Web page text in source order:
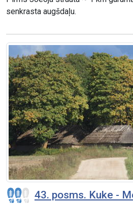
senkrasta augšdaļu.
43. posms. Kuke -